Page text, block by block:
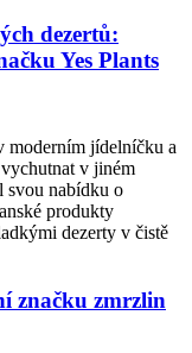
dezertů:
Yes Plants
moderním jídelníčku a
v jiném
svou nabídku o
produkty
dezerty v čistě
značku zmrzlin